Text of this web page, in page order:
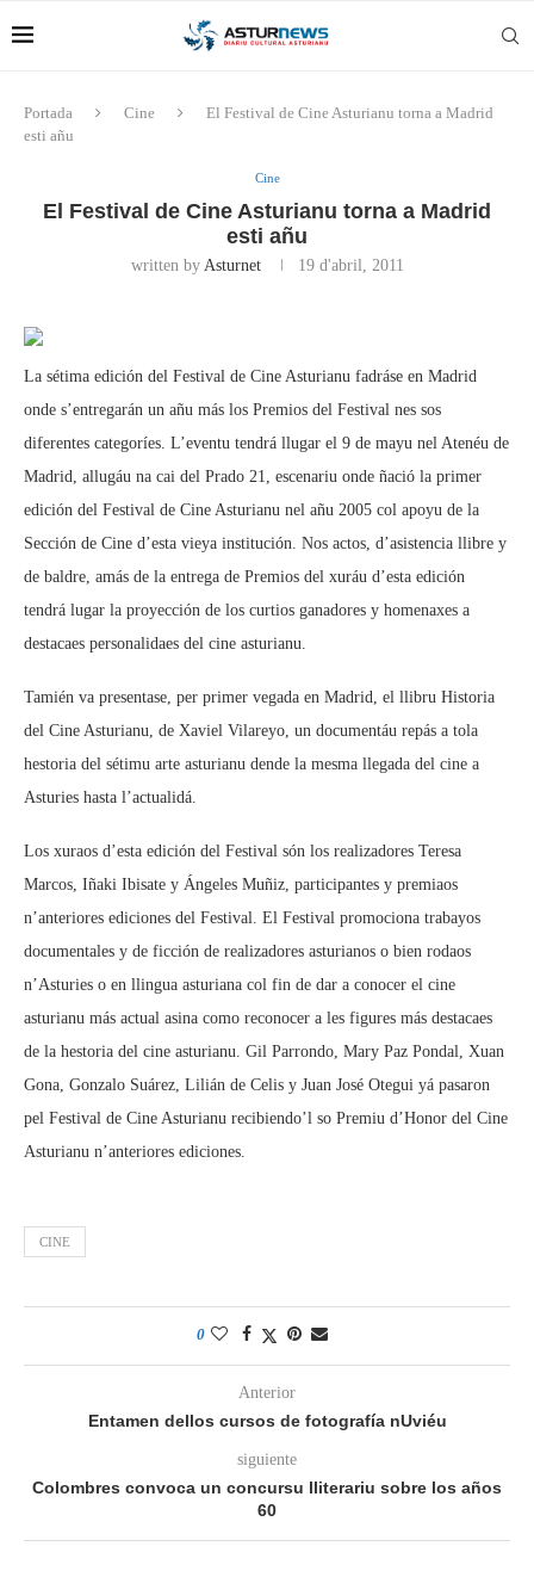
Portada Cine
El Festival de Cine Asturianu torna a Madrid
esti añu
Cine
El Festival de Cine Asturianu torna a Madrid
esti añu
written by Asturnet 19 d'abril, 2011
La sétima edición del Festival de Cine Asturianu fadráse en Madrid
onde s’entregarán un añu más los Premios del Festival nes sos
diferentes categoríes. L’eventu tendrá llugar el 9 de mayu nel Atenéu de
Madrid, allugáu na cai del Prado 21, escenariu onde ñació la primer
edición del Festival de Cine Asturianu nel añu 2005 col apoyu de la
Sección de Cine d’esta vieya institución. Nos actos, d’asistencia llibre y
de baldre, amás de la entrega de Premios del xuráu d’esta edición
tendrá lugar la proyección de los curtios ganadores y homenaxes a
destacaes personalidaes del cine asturianu.
Tamién va presentase, per primer vegada en Madrid, el llibru Historia
del Cine Asturianu, de Xaviel Vilareyo, un documentáu repás a tola
hestoria del sétimu arte asturianu dende la mesma llegada del cine a
Asturies hasta l’actualidá.
Los xuraos d’esta edición del Festival són los realizadores Teresa
Marcos, Iñaki Ibisate y Ángeles Muñiz, participantes y premiaos
n’anteriores ediciones del Festival. El Festival promociona trabayos
documentales y de ficción de realizadores asturianos o bien rodaos
n’Asturies o en llingua asturiana col fin de dar a conocer el cine
asturianu más actual asina como reconocer a les figures más destacaes
de la hestoria del cine asturianu. Gil Parrondo, Mary Paz Pondal, Xuan
Gona, Gonzalo Suárez, Lilián de Celis y Juan José Otegui yá pasaron
pel Festival de Cine Asturianu recibiendo’l so Premiu d’Honor del Cine
Asturianu n’anteriores ediciones.
CINE
0
Anterior
Entamen dellos cursos de fotografía nUviéu
siguiente
Colombres convoca un concursu lliterariu sobre los años
60